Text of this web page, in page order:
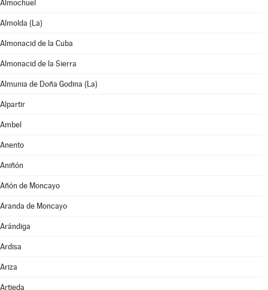
Almochuel
Almolda (La)
Almonacid de la Cuba
Almonacid de la Sierra
Almunia de Doña Godina (La)
Alpartir
Ambel
Anento
Aniñón
Añón de Moncayo
Aranda de Moncayo
Arándiga
Ardisa
Ariza
Artieda